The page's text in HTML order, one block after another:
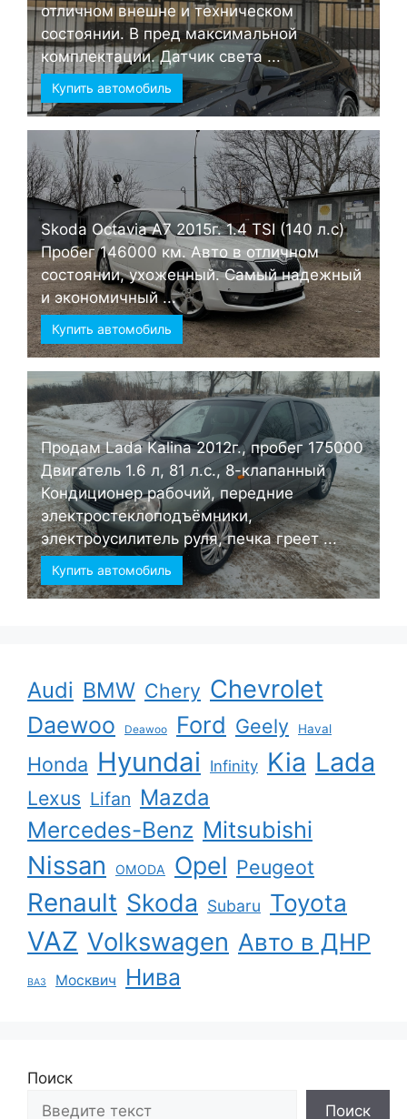
отличном внешне и техническом
состоянии. В пред максимальной
комплектации. Датчик света ...
Купить автомобиль
Skoda Octavia А7 2015г. 1.4 TSI (140 л.с)
Пробег 146000 км. Авто в отличном
состоянии, ухоженный. Самый надежный
и экономичный ...
Купить автомобиль
Продам Lada Kalina 2012г., пробег 175000
Двигатель 1.6 л, 81 л.с., 8-клапанный
Кондиционер рабочий, передние
электростеклоподъёмники,
электроусилитель руля, печка греет ...
Купить автомобиль
Audi BMW Chery Chevrolet
Daewoo Deawoo Ford Geely Haval
Honda Hyundai Infinity Kia Lada
Lexus Lifan Mazda
Mercedes-Benz Mitsubishi
Nissan OMODA Opel Peugeot
Renault Skoda Subaru Toyota
VAZ Volkswagen Авто в ДНР
ВАЗ Москвич Нива
Поиск
Поиск